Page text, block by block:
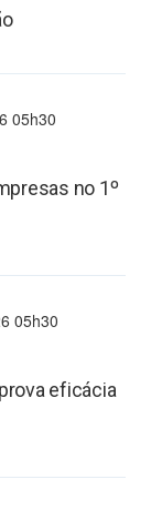
05h30
no 1º
05h30
eficácia